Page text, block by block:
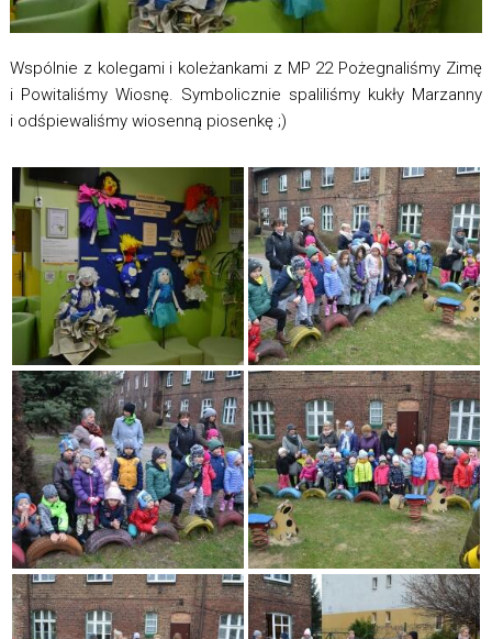
Wspólnie z kolegami i koleżankami z MP 22 Pożegnaliśmy Zimę
i Powitaliśmy Wiosnę. Symbolicznie spaliliśmy kukły Marzanny
i odśpiewaliśmy wiosenną piosenkę ;)